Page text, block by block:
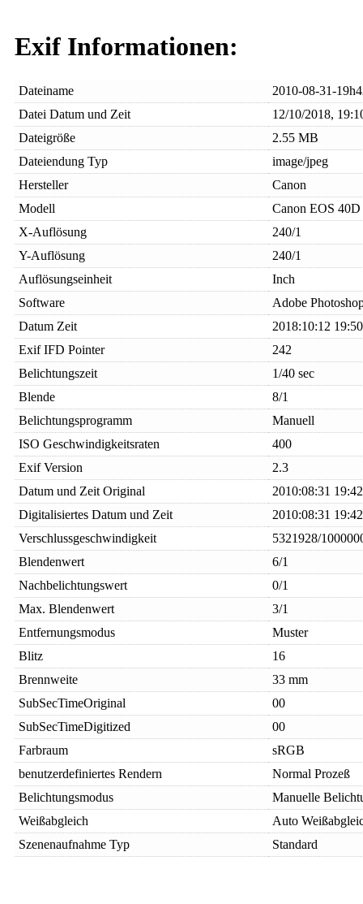
Exif Informationen:
Dateiname
2010-08-31-
Datei Datum und Zeit
12/10/2018,
Dateigröße
2.55 MB
Dateiendung Typ
image/jpeg
Hersteller
Canon
Modell
Canon EOS 40D
X-Auflösung
240/1
Y-Auflösung
240/1
Auflösungseinheit
Inch
Software
Adobe
Datum Zeit
2018:10:12
Exif IFD Pointer
242
Belichtungszeit
1/40 sec
Blende
8/1
Belichtungsprogramm
Manuell
ISO Geschwindigkeitsraten
400
Exif Version
2.3
Datum und Zeit Original
2010:08:31
Digitalisiertes Datum und Zeit
2010:08:31
Verschlussgeschwindigkeit
5321928/
Blendenwert
6/1
Nachbelichtungswert
0/1
Max. Blendenwert
3/1
Entfernungsmodus
Muster
Blitz
16
Brennweite
33 mm
SubSecTimeOriginal
00
SubSecTimeDigitized
00
Farbraum
sRGB
benutzerdefiniertes Rendern
Normal Prozeß
Belichtungsmodus
Manuelle
Weißabgleich
Auto
Szenenaufnahme Typ
Standard